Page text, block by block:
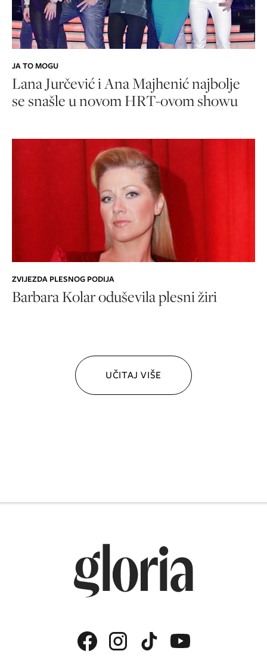
JA TO MOGU
Lana Jurčević i Ana Majhenić najbolje
se snašle u novom HRT-ovom showu
ZVIJEZDA PLESNOG PODIJA
Barbara Kolar oduševila plesni žiri
UČITAJ VIŠE